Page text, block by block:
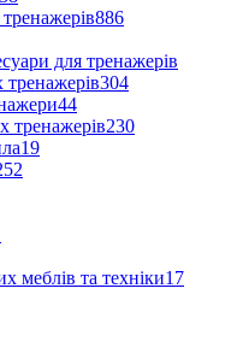
886
для тренажерів
304
44
тренажерів230
19
меблів та техніки17